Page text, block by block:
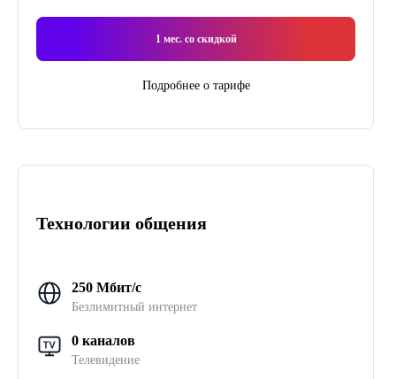
1мес. со скидкой
Подробнее о тарифе
Технологии общения
250 Мбит/с
Безлимитный интернет
0 каналов
Телевидение